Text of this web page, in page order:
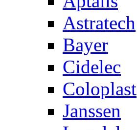
Astratech
Bayer
Cidelec
Coloplast
Janssen